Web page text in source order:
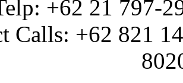
+62 21 797-
Calls: +62 821